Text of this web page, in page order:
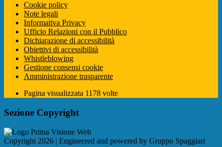
Cookie policy
Note legali
Informativa Privacy
Ufficio Relazioni con il Pubblico
Dichiarazione di accessibilità
Obiettivi di accessibilità
Whistleblowing
Gestione consensi cookie
Amministrazione trasparente
Pagina visualizzata 1178 volte
Sezione Copyright
Copyright 2026 | Engineered and powered by Gruppo Spaggiari